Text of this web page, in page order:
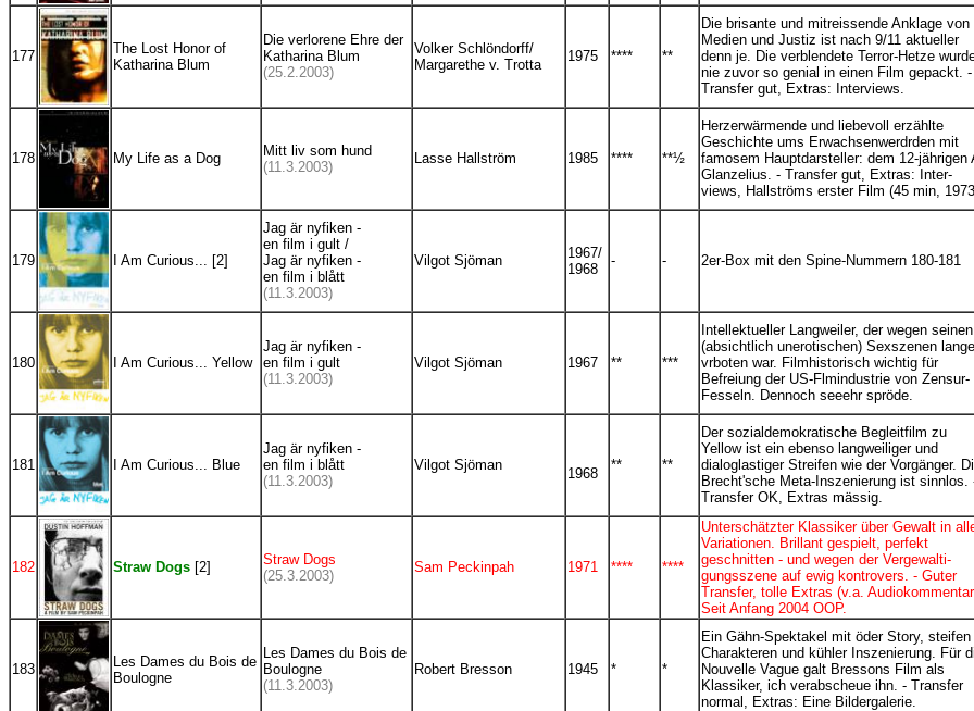
177
The Lost Honor of
Katharina Blum
Die verlorene Ehre der
Katharina Blum
(25.2.2003)
Volker Schlöndorff/
Margarethe v. Trotta
1975 **** **
Die brisante und mitreissende Anklage von
Medien und Justiz ist nach 9/11 aktueller
denn je. Die verblendete Terror-Hetze
nie zuvor so genial in einen Film gepackt. -
Transfer gut, Extras: Interviews.
178 My Life as a Dog
Mitt liv som hund
(11.3.2003)
Lasse Hallström 1985 **** **½
Herzerwärmende und liebevoll erzählte
Geschichte ums Erwachsenwerdrden mit
famosem Hauptdarsteller: dem 12-jährigen
Glanzelius. - Transfer gut, Extras: Inter-
views, Hallströms erster Film (45 min,
179 I Am Curious... [2]
Jag är nyfiken -
en film i gult /
Jag är nyfiken -
en film i blått
(11.3.2003)
Vilgot Sjöman
1967/
1968
- - 2er-Box mit den Spine-Nummern 180-181
180 I Am Curious... Yellow
Jag är nyfiken -
en film i gult
(11.3.2003)
Vilgot Sjöman 1967 ** ***
Intellektueller Langweiler, der wegen seinen
(absichtlich unerotischen) Sexszenen lange
vrboten war. Filmhistorisch wichtig für
Befreiung der US-Flmindustrie von Zensur-
Fesseln. Dennoch seeehr spröde.
181 I Am Curious... Blue
Jag är nyfiken -
en film i blått
(11.3.2003)
Vilgot Sjöman
1968
** **
Der sozialdemokratische Begleitfilm zu
Yellow ist ein ebenso langweiliger und
dialoglastiger Streifen wie der Vorgänger.
Brecht'sche Meta-Inszenierung ist sinnlos.
Transfer OK, Extras mässig.
182 Straw Dogs [2]
Straw Dogs
(25.3.2003)
Sam Peckinpah 1971 **** ****
Unterschätzter Klassiker über Gewalt in
Variationen. Brillant gespielt, perfekt
geschnitten - und wegen der Vergewalti-
gungsszene auf ewig kontrovers. - Guter
Transfer, tolle Extras (v.a.
Seit Anfang 2004 OOP.
183
Les Dames du Bois de
Boulogne
Les Dames du Bois de
Boulogne
(11.3.2003)
Robert Bresson 1945 * *
Ein Gähn-Spektakel mit öder Story, steifen
Charakteren und kühler Inszenierung. Für
Nouvelle Vague galt Bressons Film als
Klassiker, ich verabscheue ihn. - Transfer
normal, Extras: Eine Bildergalerie.